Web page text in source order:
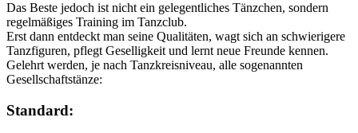
Das Beste jedoch ist nicht ein gelegentliches Tänzchen, sondern
regelmäßiges Training im Tanzclub.
Erst dann entdeckt man seine Qualitäten, wagt sich an schwierigere
Tanzfiguren, pflegt Geselligkeit und lernt neue Freunde kennen.
Gelehrt werden, je nach Tanzkreisniveau, alle sogenannten
Gesellschaftstänze:
Standard: